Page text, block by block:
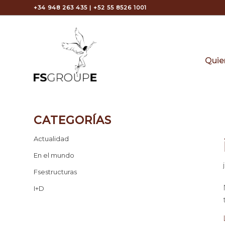
+34 948 263 435 | +52 55 8526 1001
CATEGORÍAS
Actualidad
En el mundo
Fsestructuras
I+D